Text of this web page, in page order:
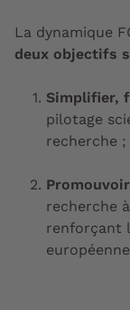
La dynamique
deux objectifs
Simplifier,
pilotage
recherche ;
recherche
renforçant